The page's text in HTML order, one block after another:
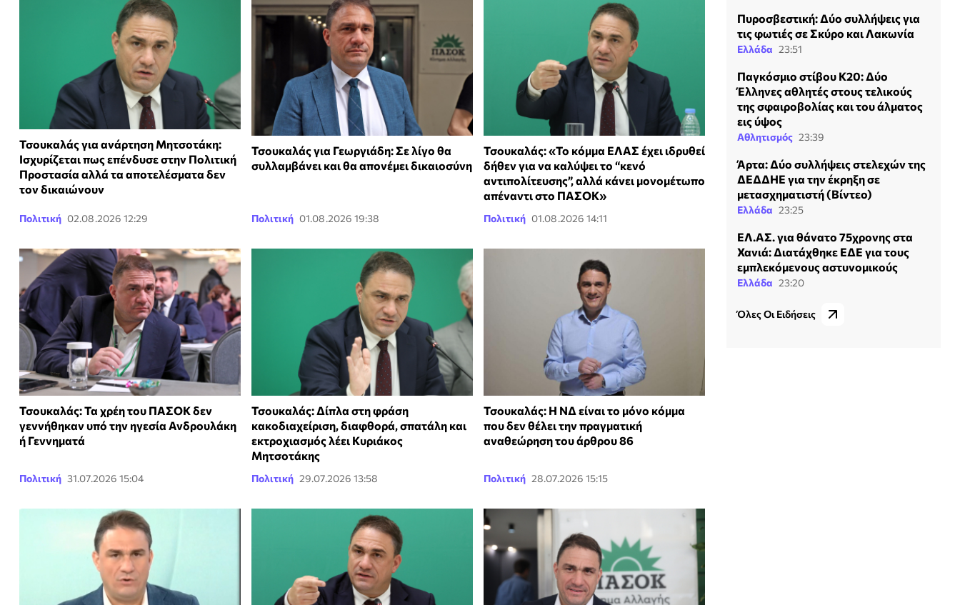
Τσουκαλάς για ανάρτηση Μητσοτάκη:
Ισχυρίζεται πως επένδυσε στην Πολιτική
Προστασία αλλά τα αποτελέσματα δεν
τον δικαιώνουν
Πολιτική 02.08.2026 12:29
Τσουκαλάς για Γεωργιάδη: Σε λίγο θα
συλλαμβάνει και θα απονέμει δικαιοσύνη
Πολιτική 01.08.2026 19:38
Τσουκαλάς: «Το κόμμα ΕΛΑΣ έχει ιδρυθεί
δήθεν για να καλύψει το “κενό
αντιπολίτευσης”, αλλά κάνει μονομέτωπο
απέναντι στο ΠΑΣΟΚ»
Πολιτική 01.08.2026 14:11
Τσουκαλάς: Τα χρέη του ΠΑΣΟΚ δεν
γεννήθηκαν υπό την ηγεσία Ανδρουλάκη
ή Γεννηματά
Πολιτική 31.07.2026 15:04
Τσουκαλάς: Δίπλα στη φράση
κακοδιαχείριση, διαφθορά, σπατάλη και
εκτροχιασμός λέει Κυριάκος
Μητσοτάκης
Πολιτική 29.07.2026 13:58
Τσουκαλάς: Η ΝΔ είναι το μόνο κόμμα
που δεν θέλει την πραγματική
αναθεώρηση του άρθρου 86
Πολιτική 28.07.2026 15:15
Πυροσβεστική: Δύο συλλήψεις για
τις φωτιές σε Σκύρο και Λακωνία
Ελλάδα 23:51
Παγκόσμιο στίβου Κ20: Δύο
Έλληνες αθλητές στους τελικούς
της σφαιροβολίας και του άλματος
εις ύψος
Αθλητισμός 23:39
Άρτα: Δύο συλλήψεις στελεχών της
ΔΕΔΔΗΕ για την έκρηξη σε
μετασχηματιστή (Βίντεο)
Ελλάδα 23:25
ΕΛ.ΑΣ. για θάνατο 75χρονης στα
Χανιά: Διατάχθηκε ΕΔΕ για τους
εμπλεκόμενους αστυνομικούς
Ελλάδα 23:20
Όλες Οι Ειδήσεις